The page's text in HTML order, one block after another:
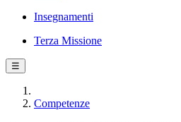
Insegnamenti
Terza Missione
☰
Competenze